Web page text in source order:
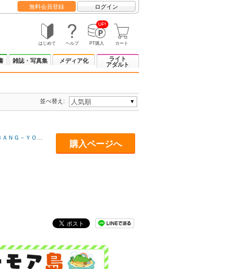
無料会員登録 ログイン
はじめて ヘルプ
UP!
PT購入 カート
雑誌・写真集 メディア化
ライト
アダルト
並べ替え:
ＡＮＧ－ＹＯＵ 早川あかり /
購入ページへ